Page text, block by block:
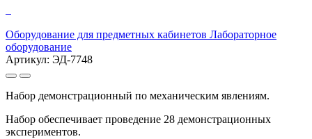
Оборудование для предметных кабинетов Лабораторное
оборудование
Артикул: ЭД-7748
Набор демонстрационный по механическим явлениям.
Набор обеспечивает проведение 28 демонстрационных
экспериментов.